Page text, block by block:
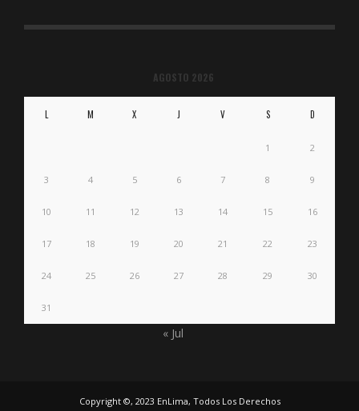
AGOSTO 2026
L M X J V S D
1 2
3 4 5 6 7 8 9
10 11 12 13 14 15 16
17 18 19 20 21 22 23
24 25 26 27 28 29 30
31
« Jul
Copyright ©, 2023 EnLima, Todos Los Derechos